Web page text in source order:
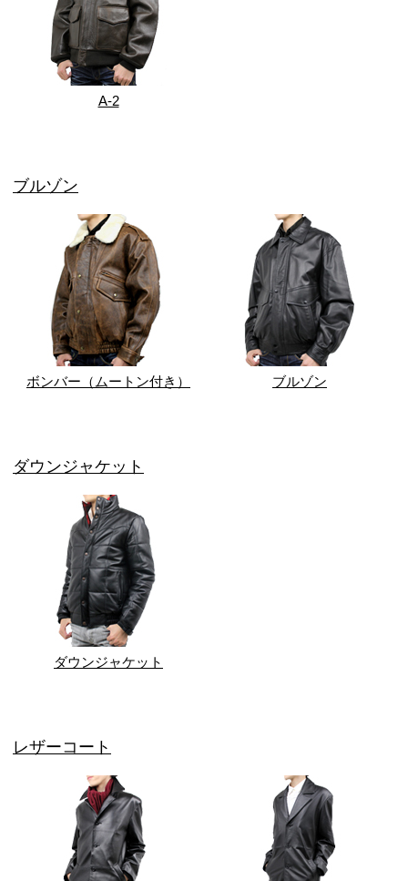
A-2
ブルゾン
ボンバー（ムートン付き） ブルゾン
ダウンジャケット
ダウンジャケット
レザーコート